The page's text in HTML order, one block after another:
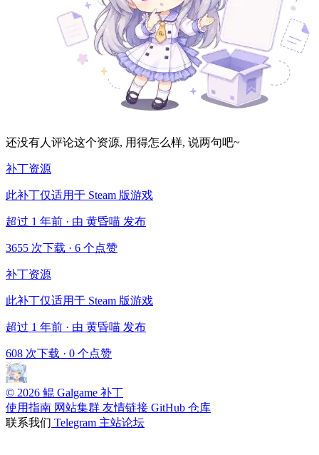
还没有人评论这个资源, 用得怎么样, 说两句吧~
补丁资源
此补丁仅适用于 Steam 版游戏
超过 1 年前 · 由 黄昏喵 发布
3655 次下载 · 6 个点赞
补丁资源
此补丁仅适用于 Steam 版游戏
超过 1 年前 · 由 黄昏喵 发布
608 次下载 · 0 个点赞
© 2026 鲲 Galgame 补丁
使用指南 网站集群 友情链接 GitHub 仓库
联系我们 Telegram 主站论坛